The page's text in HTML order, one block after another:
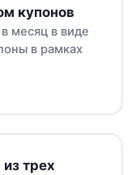
купонов
месяц в виде
в рамках
трех